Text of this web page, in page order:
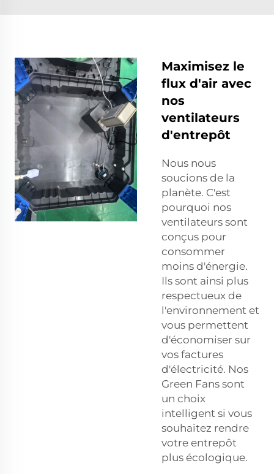
Maximisez le
flux d'air avec
nos
ventilateurs
d'entrepôt
Nous nous
soucions de la
planète. C'est
pourquoi nos
ventilateurs sont
conçus pour
consommer
moins d'énergie.
Ils sont ainsi plus
respectueux de
l'environnement et
vous permettent
d'économiser sur
vos factures
d'électricité. Nos
Green Fans sont
un choix
intelligent si vous
souhaitez rendre
votre entrepôt
plus écologique.